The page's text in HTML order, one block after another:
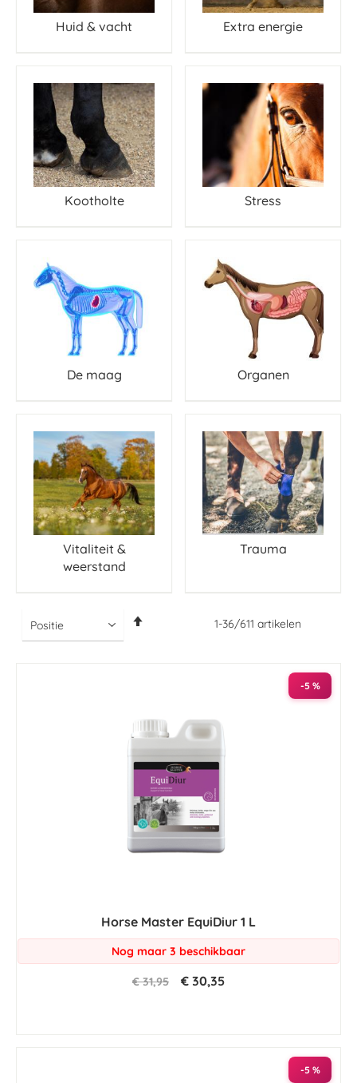
Huid & vacht Extra energie
Kootholte Stress
De maag Organen
Vitaliteit &
weerstand
Trauma
1-36/611 artikelen
-5 %
Horse Master EquiDiur 1 L
Nog maar 3 beschikbaar
€ 31,95 € 30,35
-5 %